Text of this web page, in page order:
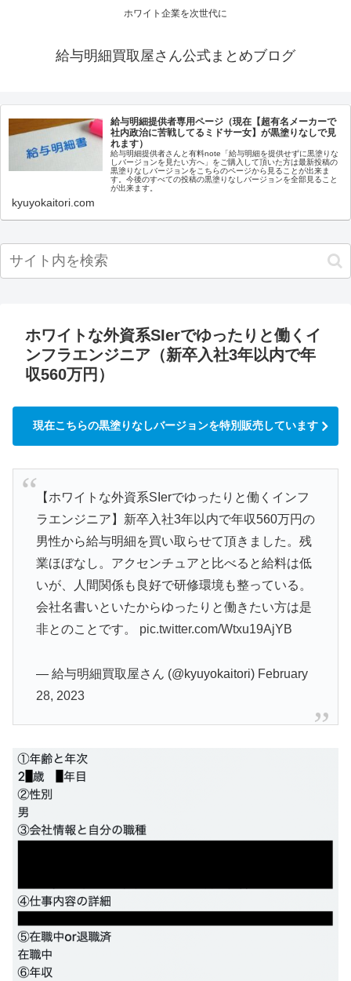
ホワイト企業を次世代に
給与明細買取屋さん公式まとめブログ
給与明細提供者専用ページ（現在【超有名メーカーで
社内政治に苦戦してるミドサー女】が黒塗りなしで見
れます）
給与明細提供者さんと有料note「給与明細を提供せずに黒塗りな
しバージョンを見たい方へ」をご購入して頂いた方は最新投稿の
黒塗りなしバージョンをこちらのページから見ることが出来ま
す。今後のすべての投稿の黒塗りなしバージョンを全部見ること
が出来ます。
kyuyokaitori.com
ホワイトな外資系SIerでゆったりと働くイ
ンフラエンジニア（新卒入社3年以内で年
収560万円）
現在こちらの黒塗りなしバージョンを特別販売しています
【ホワイトな外資系SIerでゆったりと働くインフ
ラエンジニア】新卒入社3年以内で年収560万円の
男性から給与明細を買い取らせて頂きました。残
業ほぼなし。アクセンチュアと比べると給料は低
いが、人間関係も良好で研修環境も整っている。
会社名書いといたからゆったりと働きたい方は是
非とのことです。 pic.twitter.com/Wtxu19AjYB
— 給与明細買取屋さん (@kyuyokaitori) February
28, 2023